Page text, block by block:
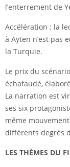
l’enterrement de
Accélération : la
à Ayten n’est pas
la Turquie.
Le prix du
échafaudé,
La narration est
ses six
même
différents degrés
LES THÈMES DU